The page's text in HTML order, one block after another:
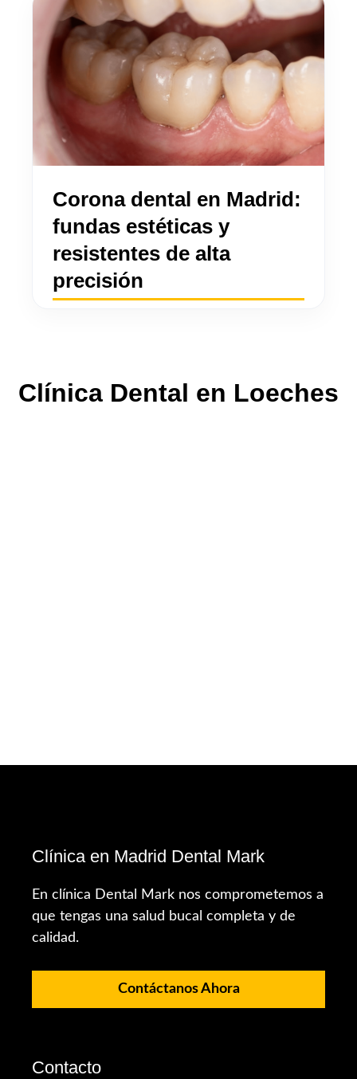
Corona dental en Madrid:
fundas estéticas y
resistentes de alta
precisión
Clínica Dental en Loeches
Clínica en Madrid Dental Mark
En clínica Dental Mark nos comprometemos a
que tengas una salud bucal completa y de
calidad.
Contáctanos Ahora
Contacto